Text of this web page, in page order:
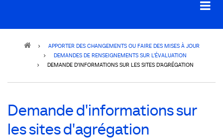
APPORTER DES CHANGEMENTS OU FAIRE DES MISES À JOUR
DEMANDES DE RENSEIGNEMENTS SUR L'ÉVALUATION
DEMANDE D'INFORMATIONS SUR LES SITES D'AGRÉGATION
Demande d'informations sur
les sites d'agrégation